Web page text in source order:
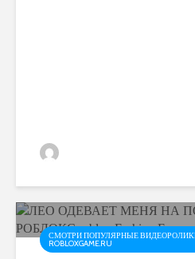
СМОТРИ ПОПУЛЯРНЫЕ
ROBLOXGAME.RU